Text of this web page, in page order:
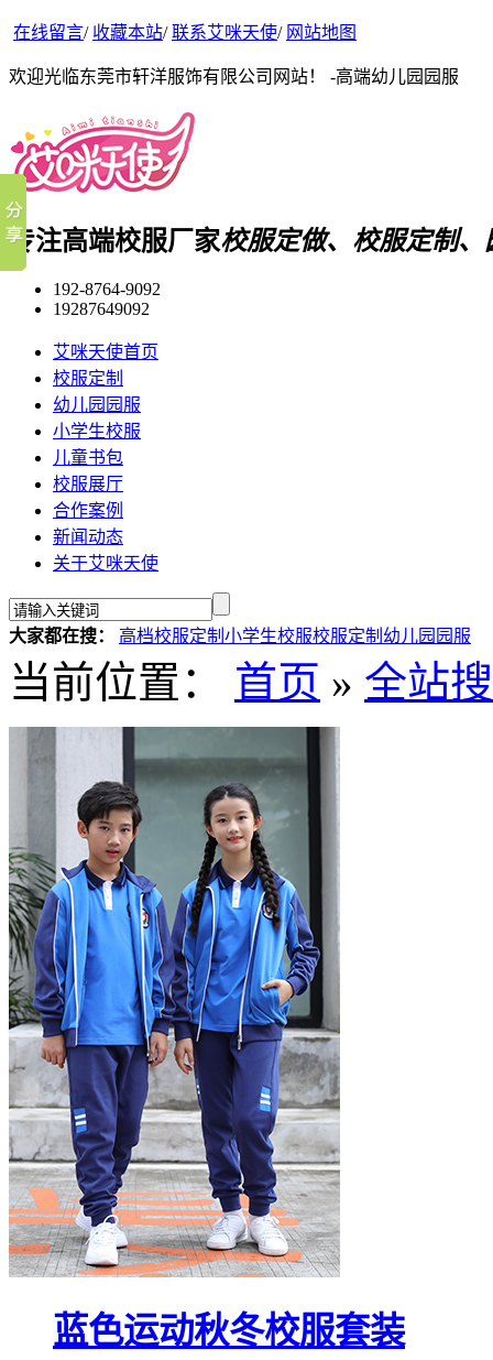
在线留言/ 收藏本站/联系艾咪天使/ 网站地图
欢迎光临东莞市轩洋服饰有限公司网站！ -高端幼儿园园服
专注高端校服厂家校服定做、校服定制
192-8764-9092
19287649092
艾咪天使首页
校服定制
幼儿园园服
小学生校服
儿童书包
校服展厅
合作案例
新闻动态
关于艾咪天使
大家都在搜： 高档校服定制 小学生校服校服定制 幼儿园园服
当前位置： 首页 » 全站
蓝色运动秋冬校服套装